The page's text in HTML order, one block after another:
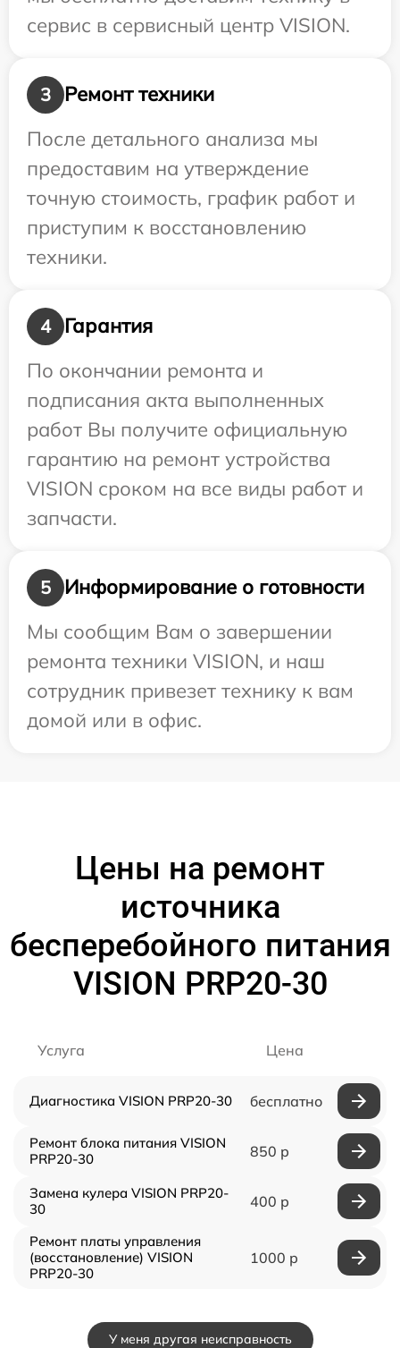
сервис в сервисный центр VISION.
3
Ремонт техники
После детального анализа мы
предоставим на утверждение
точную стоимость, график работ и
приступим к восстановлению
техники.
4
Гарантия
По окончании ремонта и
подписания акта выполненных
работ Вы получите официальную
гарантию на ремонт устройства
VISION сроком на все виды работ и
запчасти.
5
Информирование о готовности
Мы сообщим Вам о завершении
ремонта техники VISION, и наш
сотрудник привезет технику к вам
домой или в офис.
Цены на ремонт
источника
бесперебойного питания
VISION PRP20-30
Услуга Цена
Диагностика VISION PRP20-30 бесплатно
Ремонт блока питания VISION
PRP20-30
850 р
Замена кулера VISION PRP20-
30
400 р
Ремонт платы управления
(восстановление) VISION
PRP20-30
1000 р
У меня другая неисправность